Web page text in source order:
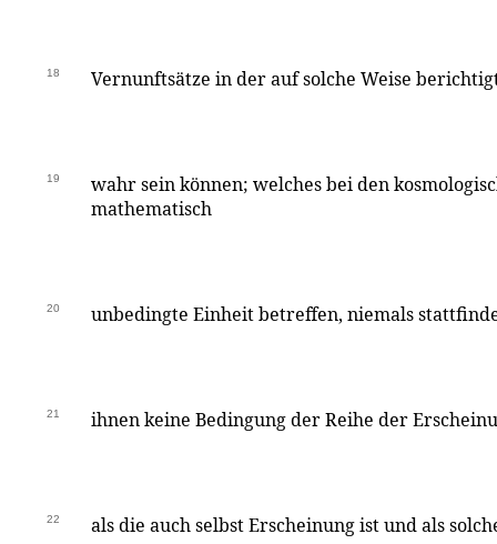
18 Vernunftsätze in der auf solche Weise
19
wahr sein können; welches bei den
mathematisch
20 unbedingte Einheit betreffen, niemals
21 ihnen keine Bedingung der Reihe der
22 als die auch selbst Erscheinung ist und als